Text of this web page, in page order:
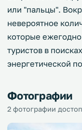
или "пальцы".
невероятное
которые
туристов в
энергетической
Фотографии
2 фотографии